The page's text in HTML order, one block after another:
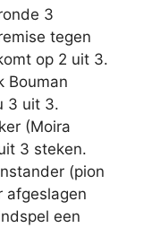
3
tegen
op 2 uit 3.
Bouman
3 uit 3.
(Moira
3 steken.
(pion
afgeslagen
een